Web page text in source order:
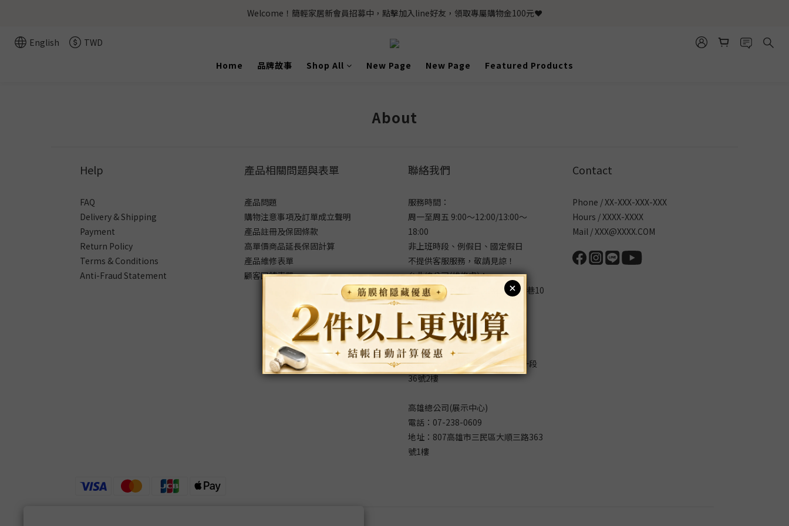
Welcome！簡輕家居新會員招募中，點擊加入line好友，領取專屬購物金100元❤️
English
TWD
Home
品牌故事 Shop All New Page New Page Featured Products
About
Help
FAQ
Delivery & Shipping
Payment
Return Policy
Terms & Conditions
Anti-Fraud Statement
產品相關問題與表單
產品問題
購物注意事項及訂單成立聲明
產品註冊及保固條款
高單價商品延長保固計算
產品維修表單
顧客回饋表單
聯絡我們
服務時間：
周一至周五 9:00～12:00/13:00～
18:00
非上班時段、例假日、國定假日
不提供客服服務，敬請見諒！
台北總公司(維修處)：
235新北市中和區中山路二段366巷10
號8樓
台中分公司(展示中心)
電話：04-2323-9131
地址：403台中市西區華美西街一段
36號2樓
高雄總公司(展示中心)
電話：07-238-0609
地址：807高雄市三民區大順三路363
號1樓
Contact
Phone / XX-XXX-XXX-XXX
Hours / XXXX-XXXX
Mail / XXX@XXXX.COM